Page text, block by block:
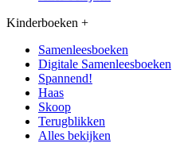
Kinderboeken +
Samenleesboeken
Digitale Samenleesboeken
Spannend!
Haas
Skoop
Terugblikken
Alles bekijken